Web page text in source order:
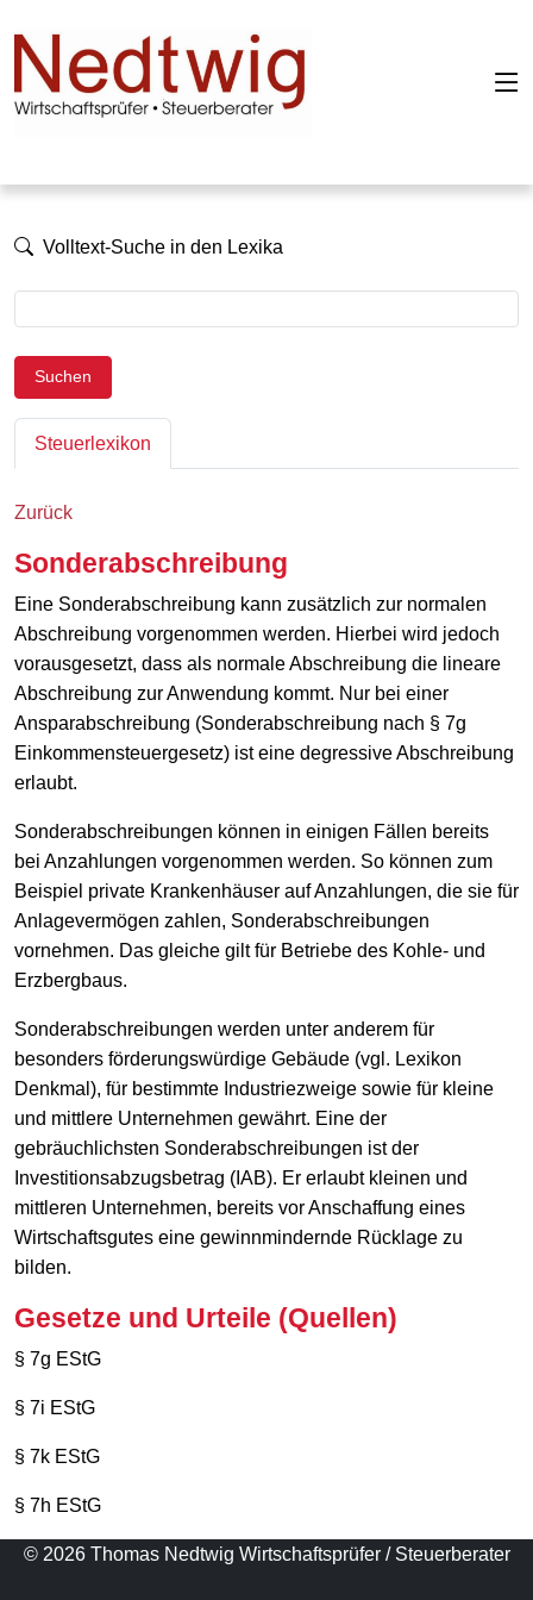
Volltext-Suche in den Lexika
Suchen
Steuerlexikon
Zurück
Sonderabschreibung
Eine Sonderabschreibung kann zusätzlich zur normalen
Abschreibung vorgenommen werden. Hierbei wird jedoch
vorausgesetzt, dass als normale Abschreibung die lineare
Abschreibung zur Anwendung kommt. Nur bei einer
Ansparabschreibung (Sonderabschreibung nach § 7g
Einkommensteuergesetz) ist eine degressive Abschreibung
erlaubt.
Sonderabschreibungen können in einigen Fällen bereits
bei Anzahlungen vorgenommen werden. So können zum
Beispiel private Krankenhäuser auf Anzahlungen, die sie für
Anlagevermögen zahlen, Sonderabschreibungen
vornehmen. Das gleiche gilt für Betriebe des Kohle- und
Erzbergbaus.
Sonderabschreibungen werden unter anderem für
besonders förderungswürdige Gebäude (vgl. Lexikon
Denkmal), für bestimmte Industriezweige sowie für kleine
und mittlere Unternehmen gewährt. Eine der
gebräuchlichsten Sonderabschreibungen ist der
Investitionsabzugsbetrag (IAB). Er erlaubt kleinen und
mittleren Unternehmen, bereits vor Anschaffung eines
Wirtschaftsgutes eine gewinnmindernde Rücklage zu
bilden.
Gesetze und Urteile (Quellen)
§ 7g EStG
§ 7i EStG
§ 7k EStG
§ 7h EStG
© 2026 Thomas Nedtwig Wirtschaftsprüfer / Steuerberater